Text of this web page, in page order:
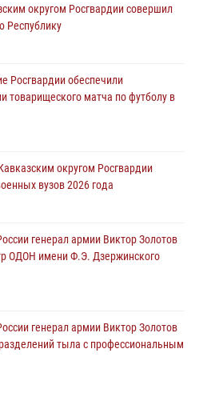
помощь медикам и девушке с
почтил память товарища на
округом Росгвардии совершил
Республику
Росгвардии обеспечили
товарищеского матча по футболу в
округом Росгвардии
вузов 2026 года
генерал армии Виктор Золотов
ОДОН имени Ф.Э. Дзержинского
генерал армии Виктор Золотов
тыла с профессиональным